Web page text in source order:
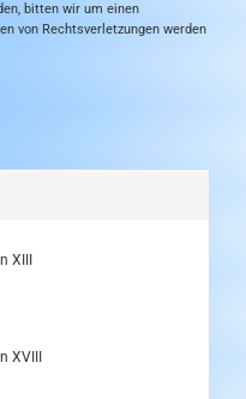
bitten wir um einen
von Rechtsverletzungen werden
XIII
XVIII